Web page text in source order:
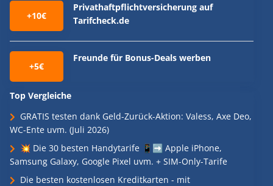
+10€
Privathaftpflichtversicherung auf
Tarifcheck.de
+5€
Freunde für Bonus-Deals werben
Top Vergleiche
GRATIS testen dank Geld-Zurück-Aktion: Valess, Axe Deo,
WC-Ente uvm. (Juli 2026)
💥 Die 30 besten Handytarife 📱➡️ Apple iPhone,
Samsung Galaxy, Google Pixel uvm. + SIM-Only-Tarife
Die besten kostenlosen Kreditkarten - mit